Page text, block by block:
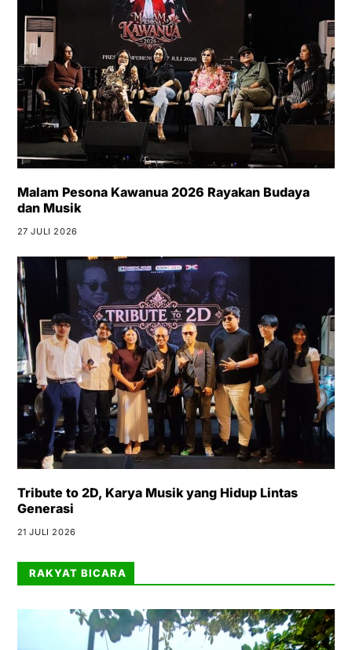
Malam Pesona Kawanua 2026 Rayakan Budaya
dan Musik
27 JULI 2026
Tribute to 2D, Karya Musik yang Hidup Lintas
Generasi
21 JULI 2026
RAKYAT BICARA